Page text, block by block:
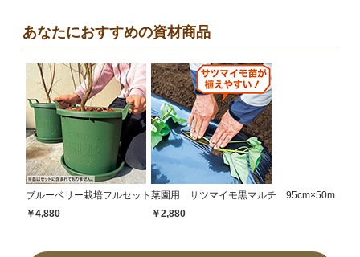
あなたにおすすめの資材商品
ブルーベリー栽培フルセット
￥4,880
菜園用 サツマイモ黒マルチ 95cm×50m
￥2,880